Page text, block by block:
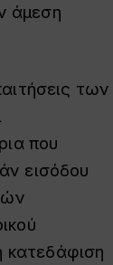
άμεση
των
που
εισόδου